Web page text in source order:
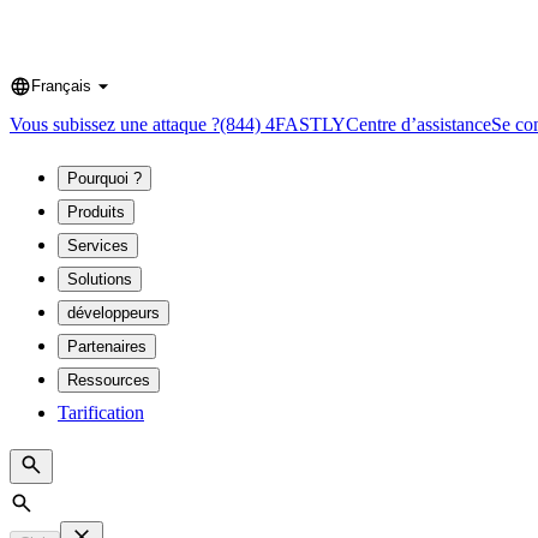
Language
Français
Vous subissez une attaque ?(844) 4FASTLYCentre d’assistanceSe
Pourquoi ?
Produits
Services
Solutions
développeurs
Partenaires
Ressources
Tarification
Search